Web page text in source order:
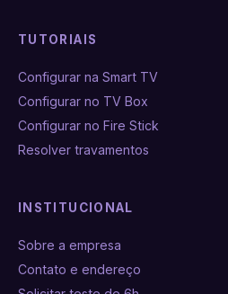
TUTORIAIS
Configurar na Smart TV
Configurar no TV Box
Configurar no Fire Stick
Resolver travamentos
INSTITUCIONAL
Sobre a empresa
Contato e endereço